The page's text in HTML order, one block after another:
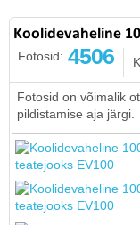
Koolidevaheline
Fotosid: 4506
Fotosid on võimalik
pildistamise aja järgi.